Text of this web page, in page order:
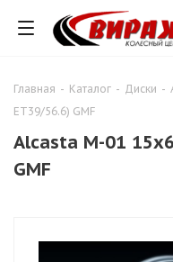
Главная - Каталог - Диски -
ЕТ39/56.6) GMF
Alcasta M-01
GMF